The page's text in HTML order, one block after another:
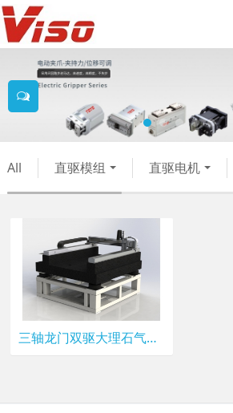
All 直驱模组 直驱电机
三轴龙门双驱大理石气浮平台